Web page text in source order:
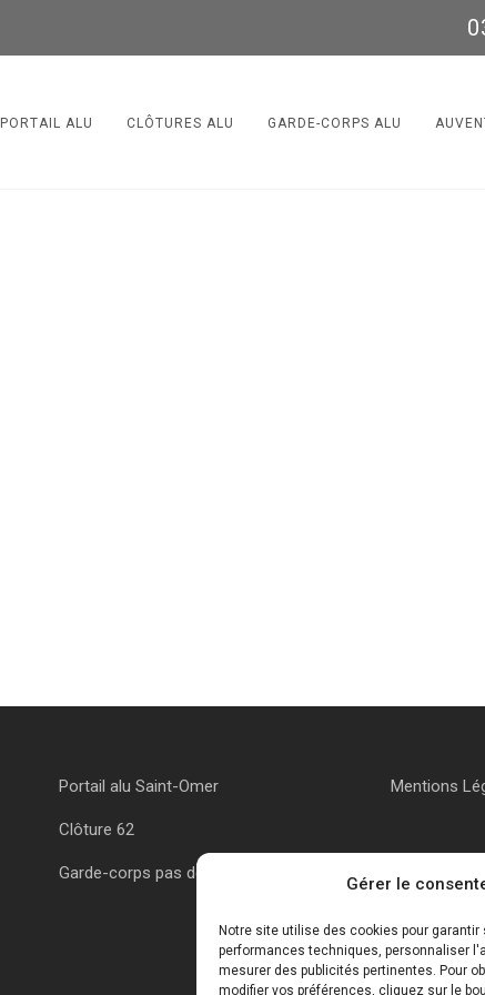
Gérer le
Notre site utilise des cookies pour
performances techniques, personnaliser
mesurer des publicités pertinentes. Pour
modifier vos préférences, cliquez sur le
PORTAIL ALU CLÔTURES ALU GARDE-CORPS ALU
Portail alu Saint-Omer
Clôture 62
Garde-corps pas de calais
Mentions